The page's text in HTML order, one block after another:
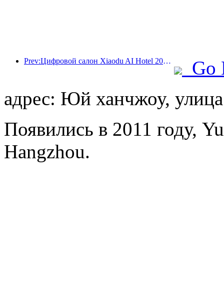
Prev:Цифровой салон Xiaodu AI Hotel 2024 успешно завершился! Ускорить реконструкцию будущего отеля
Go
адрес: Юй ханчжоу,
Появились в 2011 году,
Hangzhou.